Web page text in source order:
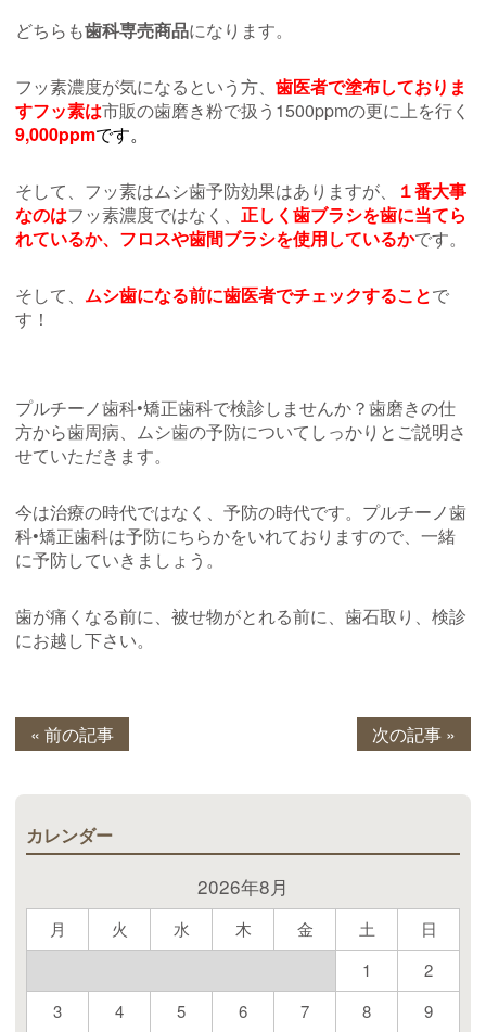
どちらも歯科専売商品になります。
フッ素濃度が気になるという方、 歯医者で塗布しておりま
すフッ素は市販の歯磨き粉で扱う1500ppmの更に上を行く
9,000ppmです。
そして、フッ素はムシ歯予防効果はありますが、
１番大事
なのはフッ素濃度ではなく、 正しく歯ブラシを歯に当てら
れているか、フロスや歯間ブラシを使用しているかです。
そして、 ムシ歯になる前に歯医者でチェックすることで
す！
プルチーノ歯科•矯正歯科で検診しませんか？歯磨きの仕
方から歯周病、ムシ歯の予防についてしっかりとご説明さ
せていただきます。
今は治療の時代ではなく、予防の時代です。プルチーノ歯
科•矯正歯科は予防にちらかをいれておりますので、一緒
に予防していきましょう。
歯が痛くなる前に、被せ物がとれる前に、歯石取り、検診
にお越し下さい。
« 前の記事 次の記事 »
カレンダー
2026年8月
月 火 水 木 金 土
日
1
2
3
4 5 6 7 8 9